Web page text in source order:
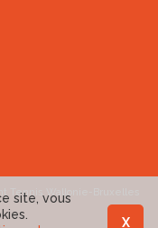
Tennis Wallonie-Bruxelles
X
site, vous